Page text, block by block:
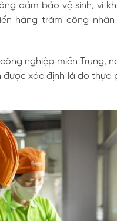
đảm bảo vệ sinh, vi
hàng trăm công nhân
nghiệp miền Trung,
xác định là do thực